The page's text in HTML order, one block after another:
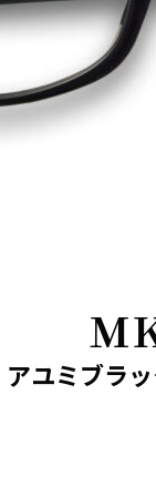
Ｍ
アユミブラ